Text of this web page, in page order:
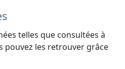
telles que consultées à
pouvez les retrouver grâce